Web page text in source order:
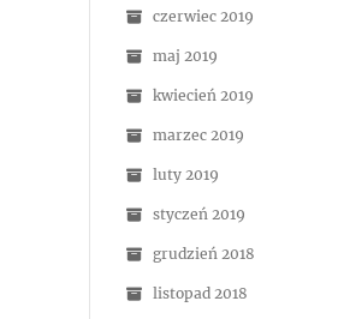
czerwiec 2019
maj 2019
kwiecień 2019
marzec 2019
luty 2019
styczeń 2019
grudzień 2018
listopad 2018